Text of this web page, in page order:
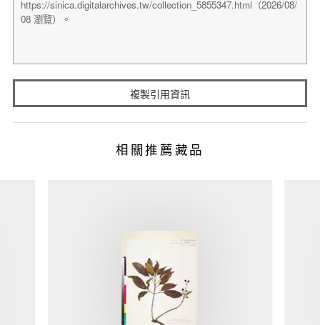
複製引用資訊
相關推薦藏品